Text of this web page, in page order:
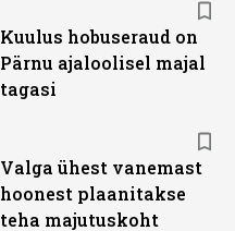
Kuulus hobuseraud on
Pärnu ajaloolisel majal
tagasi
Valga ühest vanemast
hoonest plaanitakse
teha majutuskoht